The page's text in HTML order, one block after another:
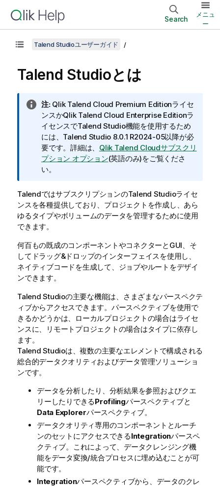
Search
メニュ
ー
Talend Studioユーザーガイド
Talend Studioとは
情
報
メ
モ
注: Qlik Talend Cloud Premium Editionライセ
ンスかQlik Talend Cloud Enterprise Editionラ
イセンスでTalend Studio機能を使用するため
には、 Talend Studio 8.0.1 R2024-05以降が必
要です。詳細は、 Qlik Talend Cloudサブスクリ
プション オプション(英語のみ)をご覧くださ
い。
TalendではサブスクリプションのTalend Studioライセ
ンスを各種提供しており、プロジェクトを作成し、あら
ゆるタイプやボリュームのデータを管理するために使用
できます。
何百もの既成のコンポーネントやコネクターとGUI、そ
してドラッグ&ドロップのインターフェイスを使用し、
ネイティブコードを生成して、ジョブやルートをデザイ
ンできます。
Talend Studioの主要な機能は、さまざまなパースペクテ
ィブからアクセスできます。パースペクティブを使用で
きるかどうかは、ローカルプロジェクトの場合はライセ
ンスに、リモートプロジェクトの場合はタイプに依存し
ます。
Talend Studioは、複数の主要なエレメントで構成される
総合的データクオリティおよびデータ管理ソリューショ
ンです。
データを分析したり、分析結果を参照およびクエ
リーしたりできるProfilingパースペクティブと
Data Explorerパースペクティブ。
データクオリティ専用のコンポーネントとルーチ
ンのセットにアクセスできるIntegrationパースペ
クティブ。これによって、データクレンジング機
能をデータ変換/統合プロセスに埋め込むことが可
能です。
Integrationパースペクティブから、データのクレ